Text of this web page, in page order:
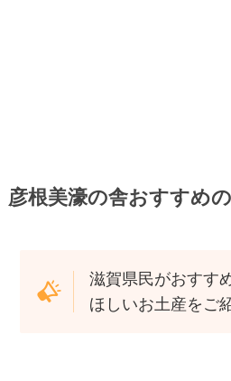
彦根美濠の舎おすすめ
滋賀県民がおすす
ほしいお土産をご